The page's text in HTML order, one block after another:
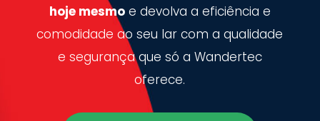
hoje mesmoe devolva a eficiência e
comodidade ao seu lar com a qualidade
e segurança que só a Wandertec
oferece.